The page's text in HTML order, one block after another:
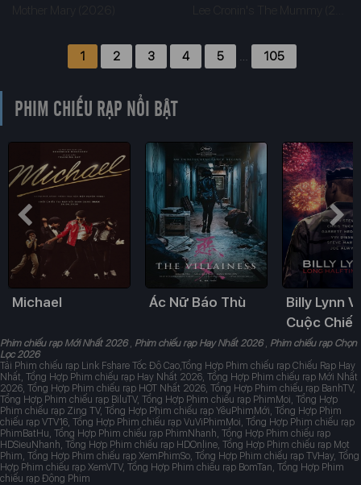
1 2 3 4 5 … 105
PHIM CHIẾU RẠP NỔI BẬT
Michael Ác Nữ Báo Thù
Billy Lynn
Cuộc
Đời Người
Phim chiếu rạp Mới Nhất 2026, Phim chiếu rạp Hay Nhất 2026, Phim chiếu rạp Chọn
Lọc 2026
Tải Phim chiếu rạp Link Fshare Tốc Độ Cao,Tổng Hợp Phim chiếu rạp Chiếu Rạp Hay
Nhất, Tổng Hợp Phim chiếu rạp Hay Nhất 2026, Tổng Hợp Phim chiếu rạp Mới Nhất
2026, Tổng Hợp Phim chiếu rạp HOT Nhất 2026, Tổng Hợp Phim chiếu rạp BanhTV,
Tổng Hợp Phim chiếu rạp BiluTV, Tổng Hợp Phim chiếu rạp PhimMoi, Tổng Hợp
Phim chiếu rạp Zing TV, Tổng Hợp Phim chiếu rạp YêuPhimMới, Tổng Hợp Phim
chiếu rạp VTV16, Tổng Hợp Phim chiếu rạp VuViPhimMoi, Tổng Hợp Phim chiếu rạp
PhimBatHu, Tổng Hợp Phim chiếu rạp PhimNhanh, Tổng Hợp Phim chiếu rạp
HDSieuNhanh, Tổng Hợp Phim chiếu rạp HDOnline, Tổng Hợp Phim chiếu rạp Mọt
Phim, Tổng Hợp Phim chiếu rạp XemPhimSo, Tổng Hợp Phim chiếu rạp TVHay, Tổng
Hợp Phim chiếu rạp XemVTV, Tổng Hợp Phim chiếu rạp BomTan, Tổng Hợp Phim
chiếu rạp Động Phim